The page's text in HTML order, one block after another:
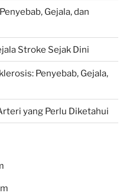
Gejala, dan
Stroke Sejak Dini
Penyebab, Gejala,
yang Perlu Diketahui